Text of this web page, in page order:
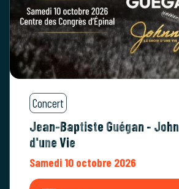
Concert
Jean-Baptiste Guégan -
d'une Vie
Samedi 10 octobre 2026